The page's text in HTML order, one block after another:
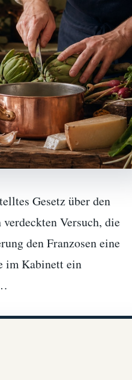
Gesetz über den
Versuch, die
den Franzosen eine
im Kabinett ein